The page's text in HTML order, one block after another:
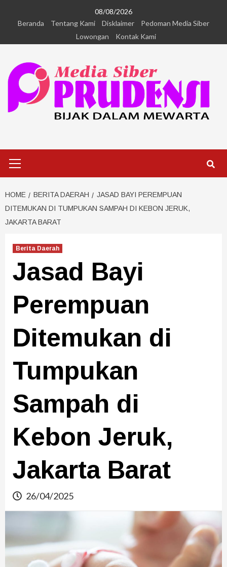
08/08/2026
Beranda
Tentang Kami Disklaimer
Pedoman Media Siber
Lowongan
Kontak Kami
HOME BERITA DAERAH
JASAD BAYI PEREMPUAN
DITEMUKAN DI TUMPUKAN SAMPAH DI KEBON JERUK,
JAKARTA BARAT
Berita Daerah
Jasad Bayi
Perempuan
Ditemukan di
Tumpukan
Sampah di
Kebon Jeruk,
Jakarta Barat
26/04/2025